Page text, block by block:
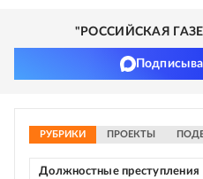
"РОССИЙСКАЯ
РУБРИКИ ПРОЕКТЫ
Должностные преступления